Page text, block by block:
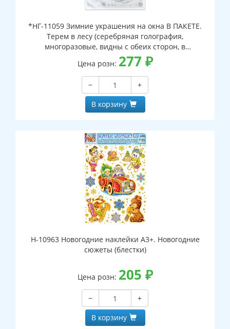
*НГ-11059 Зимние украшения на окна В ПАКЕТЕ.
Терем в лесу (серебряная голография,
многоразовые, видны с обеих сторон, в
индивидуальном пакете, с европодвесом и клеевым
клапаном)
Цена розн: 277 ₽
−
+
В корзину
Н-10963 Новогодние наклейки А3+. Новогодние
сюжеты (блестки)
Цена розн: 205 ₽
−
+
В корзину